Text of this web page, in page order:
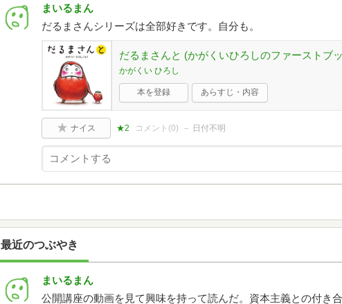
まいるまん
だるまさんシリーズは全部好きです。自分も。
だるまさんと (かがくいひろしのファーストブ
かがくい ひろし
本を登録 あらすじ・内容
ナイス ★2 コメント(0) 日付不明
最近のつぶやき
まいるまん
公開講座の動画を見て興味を持って読んだ。資本主義との付き